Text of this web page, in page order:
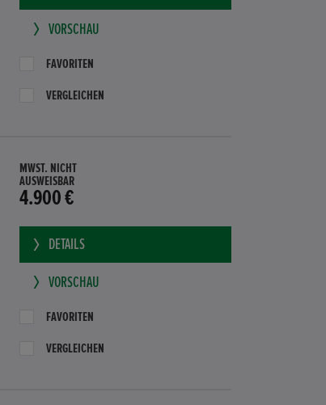
VORSCHAU
FAVORITEN
VERGLEICHEN
MWST. NICHT
AUSWEISBAR
4.900 €
DETAILS
VORSCHAU
FAVORITEN
VERGLEICHEN